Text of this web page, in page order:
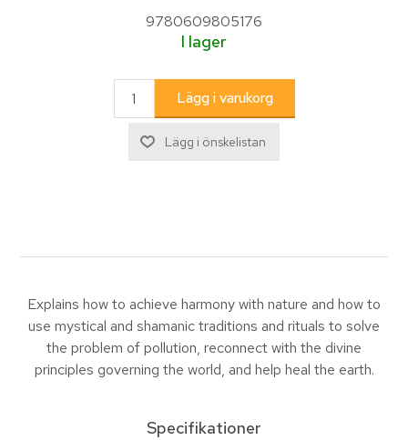
9780609805176
I lager
Explains how to achieve harmony with nature and how to
use mystical and shamanic traditions and rituals to solve
the problem of pollution, reconnect with the divine
principles governing the world, and help heal the earth.
Specifikationer